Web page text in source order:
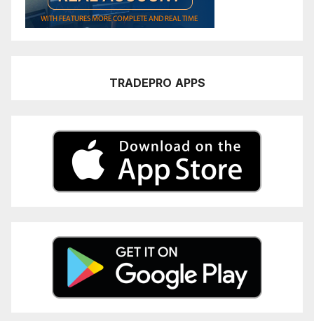
TRADEPRO APPS